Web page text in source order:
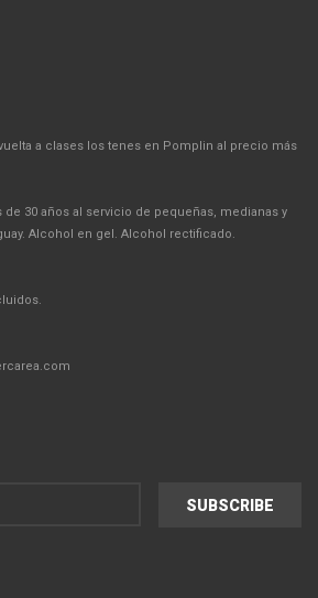
a clases los tenes en Pomplin al precio más
de 30 años al servicio de pequeñas, medianas y
Alcohol en gel. Alcohol rectificado.